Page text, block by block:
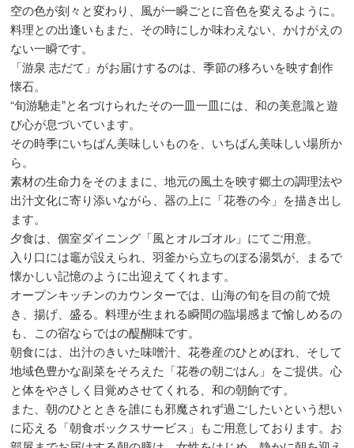
空の色が刻々と変わり、風が一瞬ごとに音色を変えるように。
料理との出逢いもまた、その時にしか味わえない、かけがえの
ない一瞬です。
「游泉 志だて」がお届けするのは、季節の移ろいを映す創作
懐石。
“旬游馳走”と名づけられたその一皿一皿には、和の美意識と遊
び心が息づいています。
その時季にいちばん美味しいものを、いちばん美味しい場所か
ら。
素材の生命力をそのままに、地元の風土を映す郷土の調理法や
出汁文化に寄り添いながら、器の上に「花巻の今」を描き出し
ます。
夕食は、個室ダイニング「風とオルゴオル」にてご用意。
入り口には竈が設えられ、羽釜から立ちのぼる湯気が、まるで
懐かしい記憶のように出迎えてくれます。
オープンキッチンのカウンターでは、山海の旬を目の前で焼
き、揚げ、盛る。料理が生まれる瞬間の臨場感まで愉しめるの
も、この宿ならではの醍醐味です。
朝食には、出汁のきいた味噌汁、花巻産のひとめぼれ、そして
地域色豊かな副菜をそろえた「花巻の朝ごはん」をご提供。心
と体をやさしく目覚めさせてくれる、和の朝餉です。
また、朝のひとときを誰にも邪魔されず過ごしたいという想い
に応える「朝食ボックスサービス」もご用意しております。お